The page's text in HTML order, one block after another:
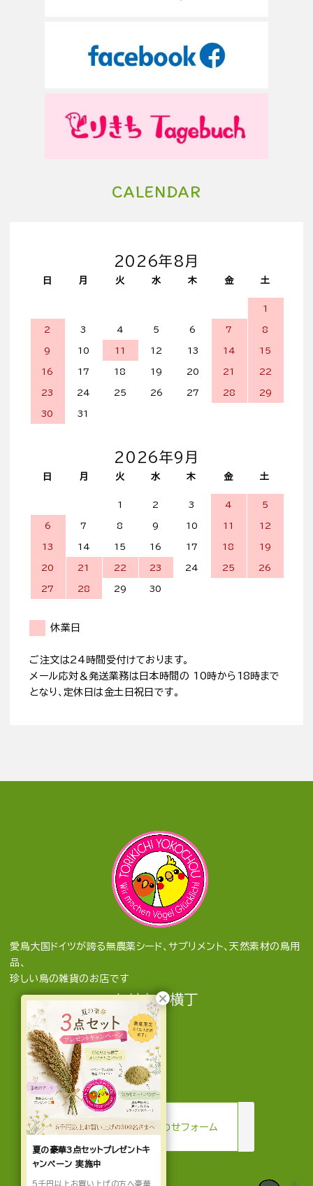
CALENDAR
2026年8月
日 月 火 水 木 金 土
1
2 3 4 5 6 7 8
9 10 11 12 13 14 15
16 17 18 19 20 21 22
23 24 25 26 27 28 29
30 31
2026年9月
日 月 火 水 木 金 土
1 2 3 4 5
6 7 8 9 10 11 12
13 14 15 16 17 18 19
20 21 22 23 24 25 26
27 28 29 30
休業日
ご注文は24時間受付けております。
メール応対＆発送業務は日本時間の 10時から18時まで
となり、定休日は金土日祝日です。
愛鳥大国ドイツが誇る無農薬シード、サプリメント、天然素材の鳥用
品、
珍しい鳥の雑貨のお店です
とりきち横丁
mail お問い合わせフォーム
夏の豪華3点セットプレゼントキ
ャンペーン 実施中
5千円以上お買い上げの方へ豪華